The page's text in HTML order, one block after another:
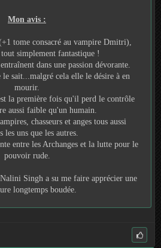
Mon avis :
tome consacré au vampire Dmitri),
tout simplement fantastique !
dans une passion dévorante.
sait...malgré cela elle le désire à en
mourir.
la première fois qu'il perd le contrôle
aussi faible qu'un humain.
chasseurs et anges tous aussi
les uns que les autres.
entre les Archanges et la lutte pour le
pouvoir rude.
Singh a su me faire apprécier une
longtemps boudée.